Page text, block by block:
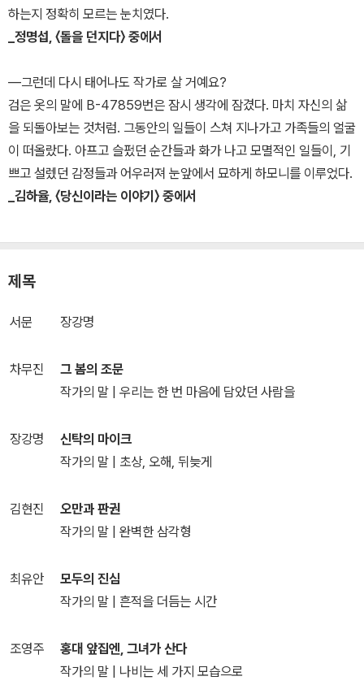
하는지 정확히 모르는 눈치였다.
_정명섭, 〈돌을 던지다〉 중에서
―그런데 다시 태어나도 작가로 살 거예요?
검은 옷의 말에 B-47859번은 잠시 생각에 잠겼다. 마치 자신의 삶
을 되돌아보는 것처럼. 그동안의 일들이 스쳐 지나가고 가족들의 얼굴
이 떠올랐다. 아프고 슬펐던 순간들과 화가 나고 모멸적인 일들이, 기
쁘고 설렜던 감정들과 어우러져 눈앞에서 묘하게 하모니를 이루었다.
_김하율, 〈당신이라는 이야기〉 중에서
제목
서문 장강명
차무진
그 봄의 조문
작가의 말 | 우리는 한 번 마음에 담았던 사람을
장강명
신탁의 마이크
작가의 말 | 초상, 오해, 뒤늦게
김현진
오만과 판권
작가의 말 | 완벽한 삼각형
최유안
모두의 진심
작가의 말 | 흔적을 더듬는 시간
조영주
홍대 앞집엔, 그녀가 산다
작가의 말 | 나비는 세 가지 모습으로